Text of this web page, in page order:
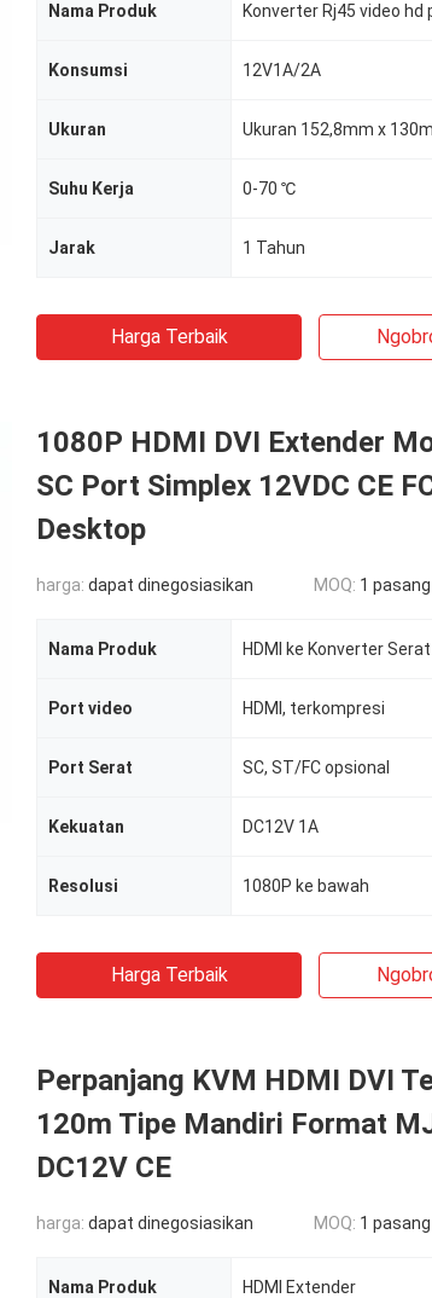
Nama Produk Konverter Rj45 video hd
Konsumsi 12V1A/2A
Ukuran Ukuran 152,8mm x
Suhu Kerja 0-70 ℃
Jarak 1 Tahun
Harga Terbaik
1080P HDMI DVI Extender
SC Port Simplex 12VDC CE
Desktop
harga: dapat dinegosiasikan MOQ: 1 pasang
Nama Produk HDMI ke Konverter
Port video HDMI, terkompresi
Port Serat SC, ST/FC opsional
Kekuatan DC12V 1A
Resolusi 1080P ke bawah
Harga Terbaik
Perpanjang KVM HDMI DVI
120m Tipe Mandiri Format
DC12V CE
harga: dapat dinegosiasikan MOQ: 1 pasang
Nama Produk HDMI Extender